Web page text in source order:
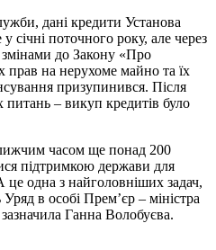
дані кредити Установа
січні поточного року, але через
змінами до Закону «Про
прав на нерухоме майно та їх
призупинився. Після
– викуп кредитів було
часом ще понад 200
підтримкою держави для
одна з найголовніших задач,
в особі Прем’єр – міністра
Ганна Волобуєва.